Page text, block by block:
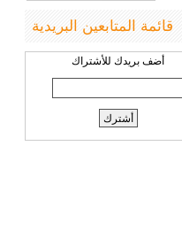
قائمة المتابعين البريدية
أضف بريدك للأشتراك